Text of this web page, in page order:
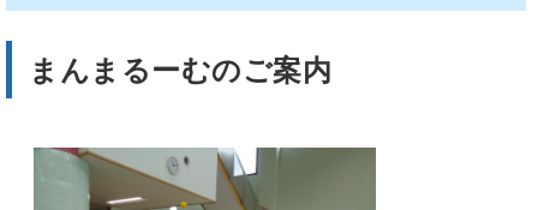
まんまるーむのご案内